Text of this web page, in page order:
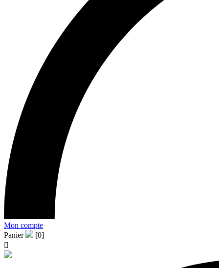
Mon compte
Panier
[0]
